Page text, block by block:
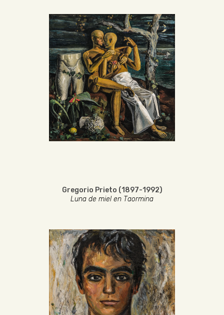
Gregorio Prieto (1897-1992)
Luna de miel en Taormina